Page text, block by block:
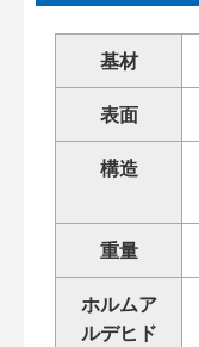
基材
表面
構造
重量
ホルムア
ルデヒド